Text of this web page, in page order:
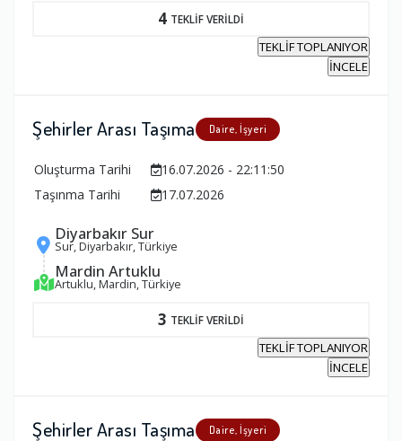
4 TEKLİF VERİLDİ
TEKLİF TOPLANIYOR
İNCELE
Şehirler Arası Taşıma Daire, İşyeri
Oluşturma Tarihi
16.07.2026 - 22:11:50
Taşınma Tarihi
17.07.2026
Diyarbakır Sur
Sur, Diyarbakır, Türkiye
Mardin Artuklu
Artuklu, Mardin, Türkiye
3 TEKLİF VERİLDİ
TEKLİF TOPLANIYOR
İNCELE
Şehirler Arası Taşıma Daire, İşyeri